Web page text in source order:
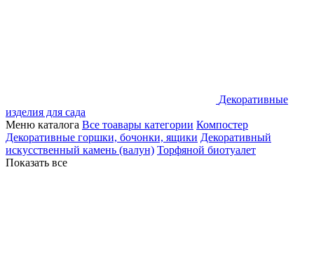
Декоративные
изделия для сада
Меню каталога Все тоавары категории Компостер
Декоративные горшки, бочонки, ящики Декоративный
искусственный камень (валун) Торфяной биотуалет
Показать все